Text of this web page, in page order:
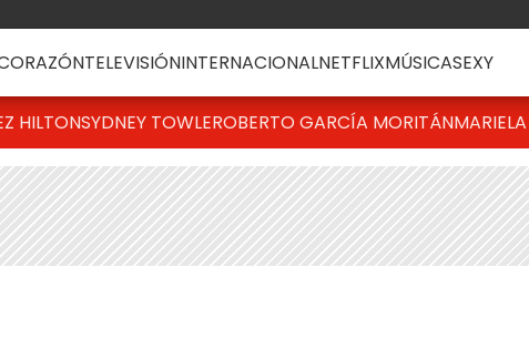
TELEVISIÓNINTERNACIONALNETFLIXMÚSICASEXY
HILTONSYDNEY TOWLEROBERTO GARCÍA MORITÁN